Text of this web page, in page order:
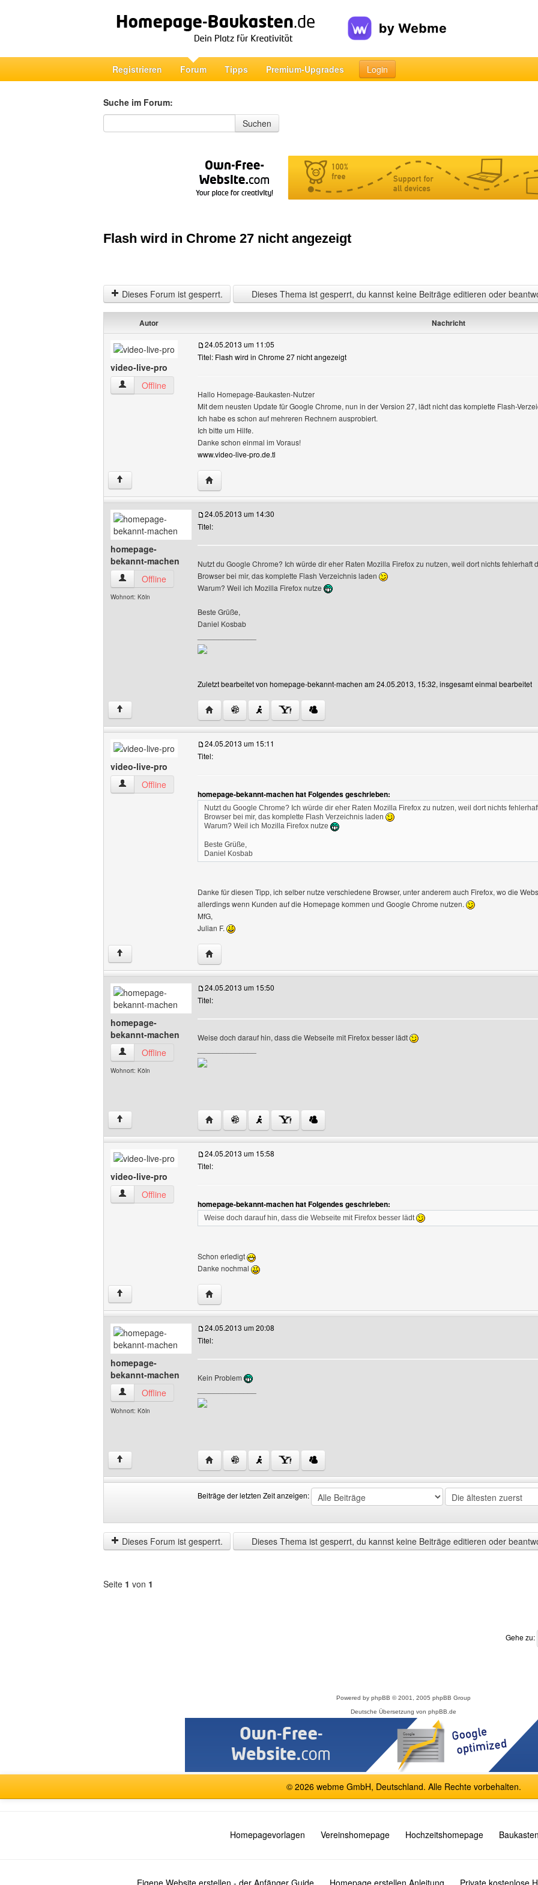
Registrieren Forum Tipps Premium-Upgrades Login
Suche im Forum:
Suche im Forum
Suchen
Flash wird in Chrome 27 nicht angezeigt
Dieses Forum ist gesperrt. Dieses Thema ist gesperrt, du kannst keine Beiträge editieren oder
Autor Nachricht
video-live-pro
video-live-pro Benutzer-Profile anzeigen
Offline
24.05.2013 um 11:05
Titel: Flash wird in Chrome 27 nicht angezeigt
Hallo Homepage-Baukasten-Nutzer
Mit dem neusten Update für Google Chrome, nun in der Version 27, lädt nicht das komplette Flash-
Ich habe es schon auf mehreren Rechnern ausprobiert.
Ich bitte um Hilfe.
Danke schon einmal im Voraus!
www.video-live-pro.de.tl
↑ Website dieses Benutzers besuchen: video-live-pro
homepage-
bekannt-machen
homepage-bekannt-machen Benutzer-Profile anzeigen
Offline
Wohnort: Köln
24.05.2013 um 14:30
Titel:
Nutzt du Google Chrome? Ich würde dir eher Raten Mozilla Firefox zu nutzen, weil dort nichts fehlerhaft
Browser bei mir, das komplette Flash Verzeichnis laden
Warum? Weil ich Mozilla Firefox nutze
Beste Grüße,
Daniel Kosbab
Zuletzt bearbeitet von homepage-bekannt-machen am 24.05.2013, 15:32, insgesamt einmal bearbeitet
↑ Website dieses Benutzers besuchen: homepage-bekannt-machen
video-live-pro
video-live-pro Benutzer-Profile anzeigen
Offline
24.05.2013 um 15:11
Titel:
homepage-bekannt-machen hat Folgendes geschrieben:
Nutzt du Google Chrome? Ich würde dir eher Raten Mozilla Firefox zu nutzen, weil dort nichts
Browser bei mir, das komplette Flash Verzeichnis laden
Warum? Weil ich Mozilla Firefox nutze
Beste Grüße,
Daniel Kosbab
Danke für diesen Tipp, ich selber nutze verschiedene Browser, unter anderem auch Firefox, wo die
allerdings wenn Kunden auf die Homepage kommen und Google Chrome nutzen.
MfG,
Julian F.
↑ Website dieses Benutzers besuchen: video-live-pro
homepage-
bekannt-machen
homepage-bekannt-machen Benutzer-Profile anzeigen
Offline
Wohnort: Köln
24.05.2013 um 15:50
Titel:
Weise doch darauf hin, dass die Webseite mit Firefox besser lädt
↑ Website dieses Benutzers besuchen: homepage-bekannt-machen
video-live-pro
video-live-pro Benutzer-Profile anzeigen
Offline
24.05.2013 um 15:58
Titel:
homepage-bekannt-machen hat Folgendes geschrieben:
Weise doch darauf hin, dass die Webseite mit Firefox besser lädt
Schon erledigt
Danke nochmal
↑ Website dieses Benutzers besuchen: video-live-pro
homepage-
bekannt-machen
homepage-bekannt-machen Benutzer-Profile anzeigen
Offline
Wohnort: Köln
24.05.2013 um 20:08
Titel:
Kein Problem
↑ Website dieses Benutzers besuchen: homepage-bekannt-machen
Beiträge der letzten Zeit anzeigen:
der
letzten
Zeit
by
Dieses Forum ist gesperrt.
Dieses Thema ist gesperrt, du kannst keine Beiträge editieren oder
Seite 1 von 1
Gehe zu:
Powered by phpBB © 2001, 2005 phpBB Group
Deutsche Übersetzung von phpBB.de
© 2026 webme GmbH, Deutschland. Alle Rechte vorbehalten.
Homepagevorlagen Vereinshomepage Hochzeitshomepage
Eigene Website erstellen - der Anfänger Guide Homepage erstellen Anleitung Private kostenlose